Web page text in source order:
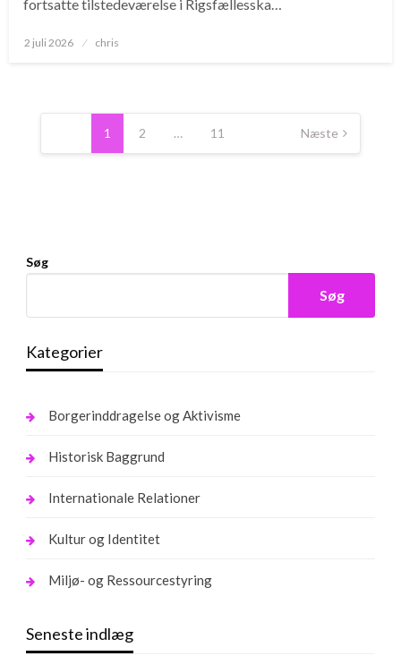
fortsatte tilstedeværelse i Rigsfællesska…
Posted
2 juli 2026 chris
Indlægsinddeling
1 2 … 11 Næste
Søg
Søg
Kategorier
Borgerinddragelse og Aktivisme
Historisk Baggrund
Internationale Relationer
Kultur og Identitet
Miljø- og Ressourcestyring
Seneste indlæg